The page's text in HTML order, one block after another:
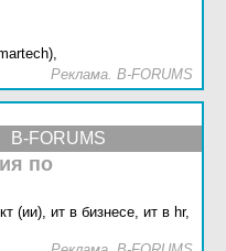
Реклама. B-FORUMS
B-FORUMS
по
(ии), ит в бизнесе, ит в hr,